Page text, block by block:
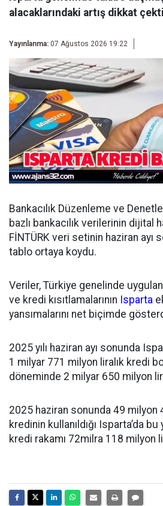
alacaklarındaki artış dikkat
Yayınlanma: 07 Ağustos 2026 19:22
Bankacılık Düzenleme ve
bazlı bankacılık verilerinin dijital
FİNTÜRK veri setinin haziran ayı
tablo ortaya koydu.
Veriler, Türkiye genelinde
ve kredi kısıtlamalarının Isparta
yansımalarını net biçimde
2025 yılı haziran ayı sonunda
1 milyar 771 milyon liralık kredi
döneminde 2 milyar 650 milyon
2025 haziran sonunda 49 milyon
kredinin kullanıldığı Isparta’da bu
kredi rakamı 72milra 118 milyon